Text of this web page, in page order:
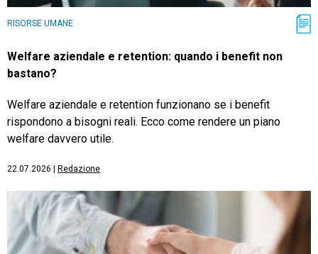
RISORSE UMANE
Welfare aziendale e retention: quando i benefit non
bastano?
Welfare aziendale e retention funzionano se i benefit
rispondono a bisogni reali. Ecco come rendere un piano
welfare davvero utile.
22.07.2026 | Redazione